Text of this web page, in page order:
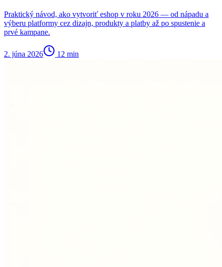
Praktický návod, ako vytvoriť eshop v roku 2026 — od nápadu a
výberu platformy cez dizajn, produkty a platby až po spustenie a
prvé kampane.
2. júna 2026 12 min